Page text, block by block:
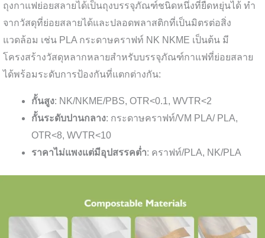
ถุงกาแฟย่อยสลายได้เป็นถุงบรรจุภัณฑ์ชนิดหนึ่งที่ยืดหยุ่นได้ ทำ
จากวัสดุที่ย่อยสลายได้และปลอดพลาสติกที่เป็นมิตรต่อสิ่ง
แวดล้อม เช่น PLA กระดาษคราฟท์ NK NKME เป็นต้น มี
โครงสร้างวัสดุหลากหลายสำหรับบรรจุภัณฑ์กาแฟที่ย่อยสลาย
ได้พร้อมระดับการป้องกันที่แตกต่างกัน:
กั้นสูง: NK/NKME/PBS, OTR<0.1, WVTR<2
กั้นระดับปานกลาง: กระดาษคราฟท์/VM PLA/ PLA,
OTR<8, WVTR<10
ราคาไม่แพงแต่มีอุปสรรคต่ำ: คราฟท์/PLA, NK/PLA